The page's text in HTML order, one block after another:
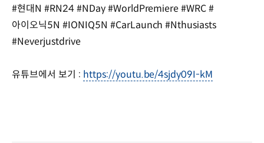
#현대N #RN24 #NDay #WorldPremiere #WRC #
아이오닉5N #IONIQ5N #CarLaunch #Nthusiasts
#Neverjustdrive
유튜브에서 보기 : https://youtu.be/4sjdy09I-kM